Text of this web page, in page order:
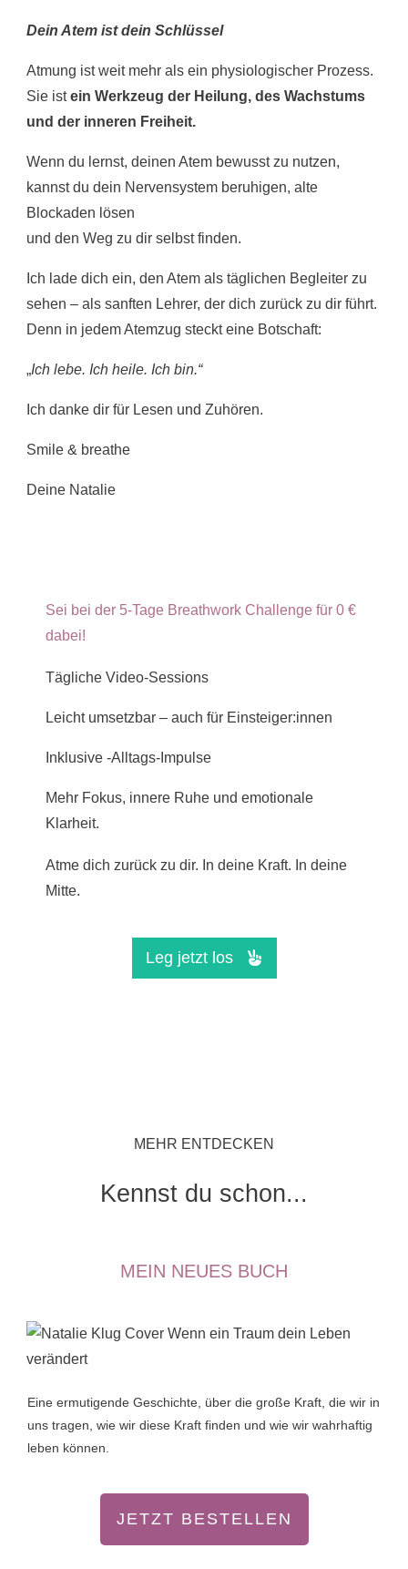
Dein Atem ist dein Schlüssel
Atmung ist weit mehr als ein physiologischer Prozess.
Sie istein Werkzeug der Heilung, des Wachstums
und der inneren Freiheit.
Wenn du lernst, deinen Atem bewusst zu nutzen,
kannst du dein Nervensystem beruhigen, alte
Blockaden lösen
und den Weg zu dir selbst finden.
Ich lade dich ein, den Atem als täglichen Begleiter zu
sehen – als sanften Lehrer, der dich zurück zu dir führt.
Denn in jedem Atemzug steckt eine Botschaft:
„Ich lebe. Ich heile. Ich bin.“
Ich danke dir für Lesen und Zuhören.
Smile & breathe
Deine Natalie
Sei bei der 5-Tage Breathwork Challenge für 0 €
dabei!
Tägliche Video-Sessions
Leicht umsetzbar – auch für Einsteiger:innen
Inklusive -Alltags-Impulse
Mehr Fokus, innere Ruhe und emotionale
Klarheit.
Atme dich zurück zu dir. In deine Kraft. In deine
Mitte.
Leg jetzt los
MEHR ENTDECKEN
Kennst du schon...
MEIN NEUES BUCH
Eine ermutigende Geschichte, über die große Kraft, die wir in
uns tragen, wie wir diese Kraft finden und wie wir wahrhaftig
leben können.
JETZT BESTELLEN